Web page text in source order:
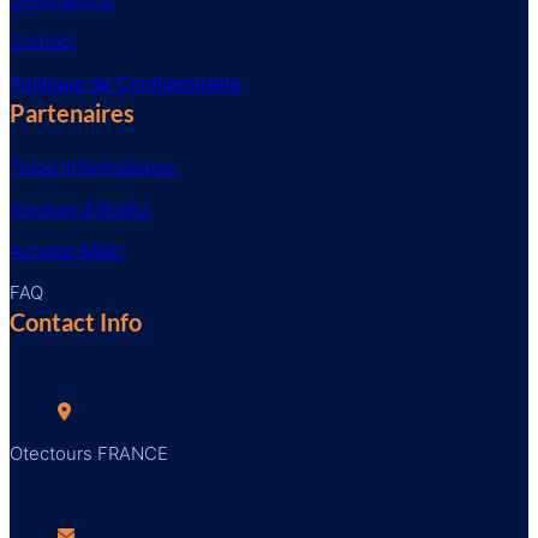
Contact
Politique de Confidentialité
Partenaires
Tutos Informatiques
Voyager à Rodez
Acheter Malin
FAQ
Contact Info
Otectours FRANCE